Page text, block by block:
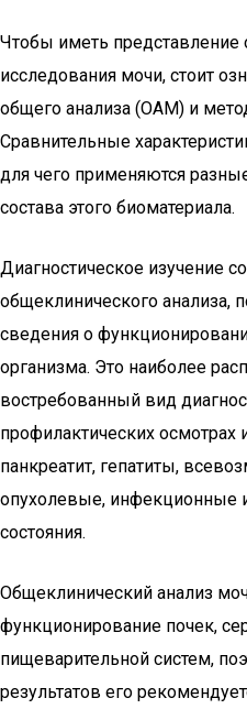
Чтобы иметь представление
исследования мочи, стоит
общего анализа (ОАМ) и
Сравнительные
для чего применяются
состава этого биоматериала.
Диагностическое изучение
общеклинического анализа,
сведения о
организма. Это наиболее
востребованный вид
профилактических осмотрах
панкреатит, гепатиты,
опухолевые, инфекционные
состояния.
Общеклинический анализ
функционирование почек,
пищеварительной систем,
результатов его